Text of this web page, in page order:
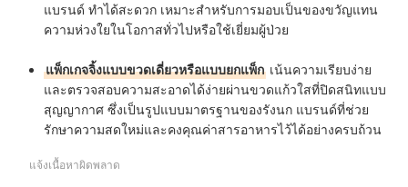
แบรนด์ ทำได้สะดวก เหมาะสำหรับการมอบเป็นของขวัญแทน
ความห่วงใยในโอกาสทั่วไปหรือใช้เยี่ยมผู้ป่วย
แพ็กเกจจิ้งแบบขวดเดี่ยวหรือแบบยกแพ็ก เน้นความเรียบง่าย
และตรวจสอบความสะอาดได้ง่ายผ่านขวดแก้วใสที่ปิดสนิทแบบ
สุญญากาศ ซึ่งเป็นรูปแบบมาตรฐานของรังนก แบรนด์ที่ช่วย
รักษาความสดใหม่และคงคุณค่าสารอาหารไว้ได้อย่างครบถ้วน
แจ้งเนื้อหาผิดพลาด